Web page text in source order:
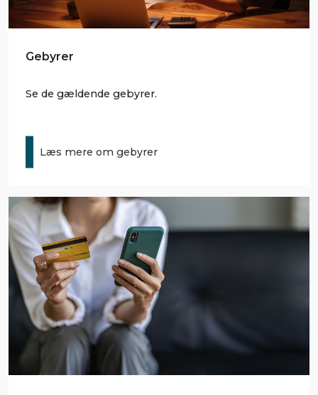
Gebyrer
Se de gældende gebyrer.
Læs mere om gebyrer